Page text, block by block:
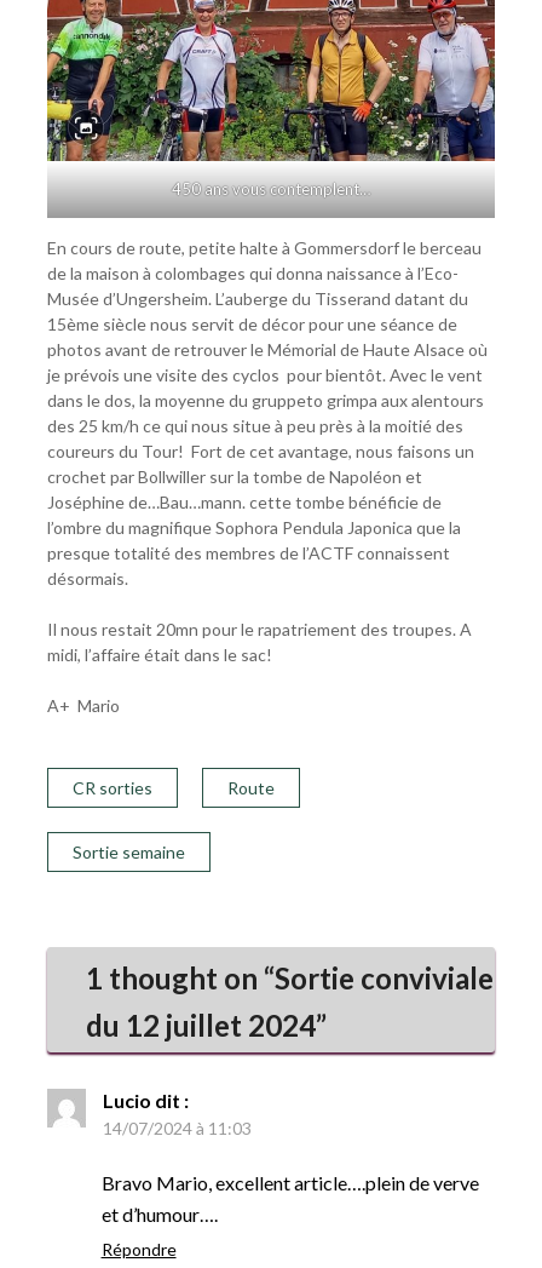
450 ans vous contemplent…
En cours de route, petite halte à Gommersdorf le berceau
de la maison à colombages qui donna naissance à l’Eco-
Musée d’Ungersheim. L’auberge du Tisserand datant du
15ème siècle nous servit de décor pour une séance de
photos avant de retrouver le Mémorial de Haute Alsace où
je prévois une visite des cyclos pour bientôt. Avec le vent
dans le dos, la moyenne du gruppeto grimpa aux alentours
des 25 km/h ce qui nous situe à peu près à la moitié des
coureurs du Tour! Fort de cet avantage, nous faisons un
crochet par Bollwiller sur la tombe de Napoléon et
Joséphine de…Bau…mann. cette tombe bénéficie de
l’ombre du magnifique Sophora Pendula Japonica que la
presque totalité des membres de l’ACTF connaissent
désormais.
Il nous restait 20mn pour le rapatriement des troupes. A
midi, l’affaire était dans le sac!
A+ Mario
CR sorties Route
Sortie semaine
1 thought on “Sortie conviviale
du 12 juillet 2024”
Lucio dit :
14/07/2024 à 11:03
Bravo Mario, excellent article….plein de verve
et d’humour….
Répondre